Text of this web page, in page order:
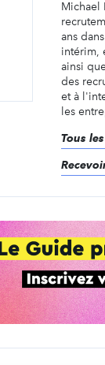
Michael
ans
intérim,
ainsi
des
et à
les
Tous